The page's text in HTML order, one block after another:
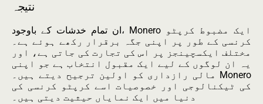
نتیجہ
ان تمام خدشات کے باوجود، Monero ایک مضبوط کرپٹو
کرنسی کے طور پر اپنی جگہ برقرار رکھے ہوئے ہے۔
مختلف ایکسچینجز پر اس کی تجارت کی جاتی ہے، اور
یہ ان لوگوں کے لیے ایک مقبول انتخاب ہے جو اپنی
مالی رازداری کو اولین ترجیح دیتے ہیں۔ Monero
کی ٹیکنالوجی اور خصوصیات اسے کرپٹو کرنسی کی
دنیا میں ایک نمایاں حیثیت دیتی ہیں۔